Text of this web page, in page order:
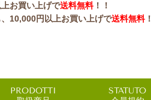
お買い上げで送料無料！！
10,000円以上お買い上げで送料無料！
PRODOTTI
STATUTO